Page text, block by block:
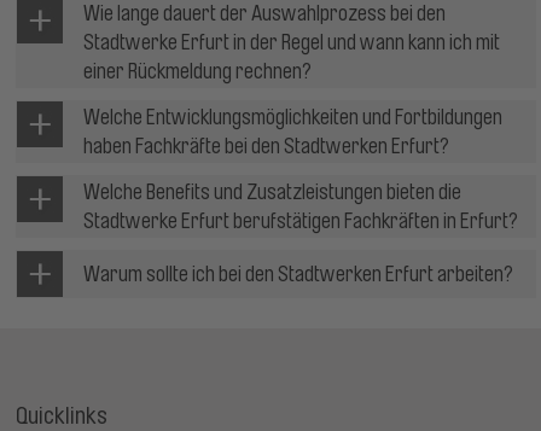
Wie lange dauert der Auswahlprozess bei den
Stadtwerke Erfurt in der Regel und wann kann ich mit
einer Rückmeldung rechnen?
Welche Entwicklungsmöglichkeiten und Fortbildungen
haben Fachkräfte bei den Stadtwerken Erfurt?
Welche Benefits und Zusatzleistungen bieten die
Stadtwerke Erfurt berufstätigen Fachkräften in Erfurt?
Warum sollte ich bei den Stadtwerken Erfurt arbeiten?
Quicklinks